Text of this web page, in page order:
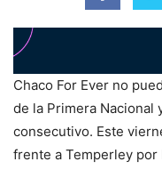
Chaco For Ever no
de la Primera
consecutivo. Este
frente a Temperley por